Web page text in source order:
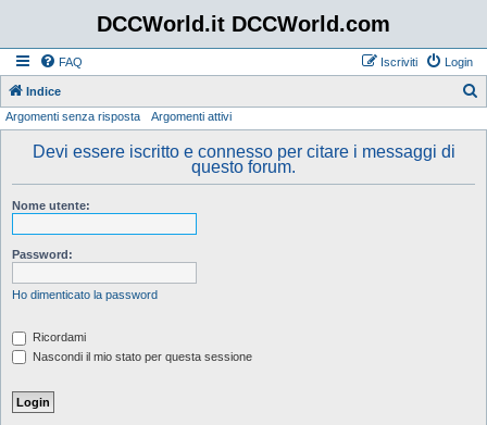
DCCWorld.it DCCWorld.com
FAQ Login
Iscriviti
Indice
Argomenti senza risposta Argomenti attivi
Devi essere iscritto e connesso per citare i messaggi di
questo forum.
Nome utente:
Password:
Ho dimenticato la password
Ricordami
Nascondi il mio stato per questa sessione